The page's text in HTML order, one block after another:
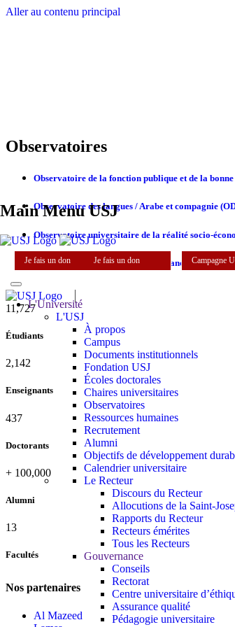
Aller au contenu principal
Main Menu USJ
Je fais un don Je fais un don Campagne
L'Université
L'USJ
À propos
Campus
Documents institutionnels
Fondation USJ
Écoles doctorales
Chaires universitaires
Observatoires
Ressources humaines
Recrutement
Alumni
Objectifs de développement
Calendrier universitaire
Le Recteur
Discours du Recteur
Allocutions de la Saint-
Rapports du Recteur
Recteurs émérites
Tous les Recteurs
Gouvernance
Conseils
Rectorat
Centre universitaire
Assurance qualité
Pédagogie universitaire
Observatoires
Observatoire de la fonction publique et de la
Observatoire des langues / Arabe et compagnie
Observatoire universitaire de la réalité socio-
Observatoire universitaire de l'enfance et de la
11,727
Étudiants
2,142
Enseignants
437
Doctorants
+ 100,000
Alumni
13
Facultés
Nos partenaires
Al Mazeed